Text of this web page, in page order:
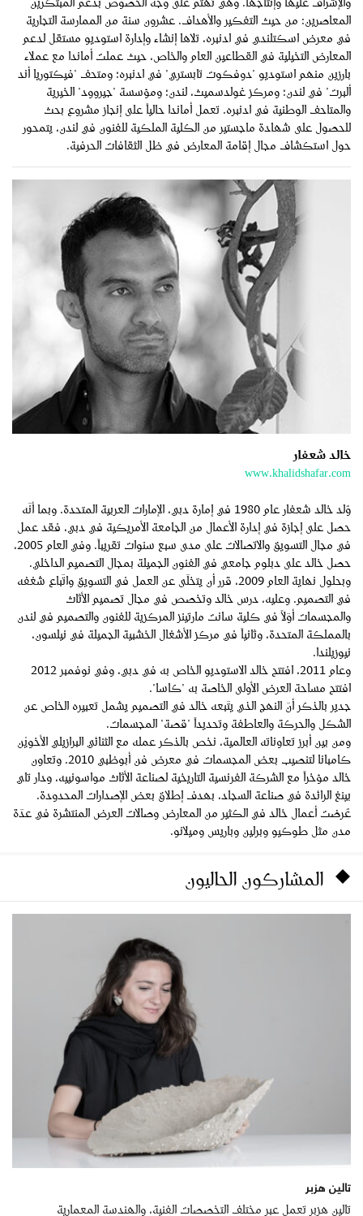
المعاصرين: من حيث التفكير والأهداف. عشرون سنة من الممارسة التجارية
في معرض اسكتلندي في ادنبره، تلاها إنشاء وإدارة استوديو مستقل لدعم
المعارض التخيلية في القطاعين العام والخاص، حيث عملت أماندا مع عملاء
بارزين منهم استوديو "دوفكوت تابستري" في ادنبره؛ ومتحف "فيكتوريا أند
ألبرت" في لندن؛ ومركز غولدسميث، لندن؛ ومؤسسة "جيروود" الخيرية
والمتاحف الوطنية في ادنبره. تعمل أماندا حالياً على إنجاز مشروع بحث
للحصول على شهادة ماجستير من الكلية الملكية للفنون في لندن، يتمحور
حول استكشاف مجال إقامة المعارض في ظل الثقافات الحرفية.
خالد شعفار
www.khalidshafar.com
وُلد خالد شعفار عام 1980 في إمارة دبي، الإمارات العربية المتحدة. وبما أنّه
حصل على إجازة في إدارة الأعمال من الجامعة الأمريكية في دبي، فقد عمل
في مجال التسويق والاتصالات على مدى سبع سنوات تقريباً. وفي العام 2005،
حصل خالد على دبلوم جامعي في الفنون الجميلة بمجال التصميم الداخلي.
وبحلول نهاية العام 2009، قرر أن يتخلّى عن العمل في التسويق واتّباع شغفه
في التصميم. وعليه، درس خالد وتخصص في مجال تصميم الأثاث
والمجسمات أوّلاً في كلية سانت مارتينز المركزية للفنون والتصميم في لندن
بالمملكة المتحدة، وثانياً في مركز الأشغال الخشبية الجميلة في نيلسون،
نيوزيلندا.
وعام 2011، افتتح خالد الاستوديو الخاص به في دبي، وفي نوفمبر 2012
افتتح مساحة العرض الأولى الخاصة به "كاسا".
جدير بالذكر أنّ النهج الذي يتّبعه خالد في التصميم يشمل تعبيره الخاص عن
الشكل والحركة والعاطفة وتحديداً "قصة" المجسمات.
ومن بين أبرز تعاوناته العالمية، نخص بالذكر عمله مع الثنائي البرازيلي الأخويْن
كامبانا لتنصيب بعض المجسمات في معرض فن أبوظبي 2010. وتعاون
خالد مؤخراً مع الشركة الفرنسية التاريخية لصناعة الأثاث مواسونييه، ودار تاي
بينغ الرائدة في صناعة السجاد، بهدف إطلاق بعض الإصدارات المحدودة.
عُرضت أعمال خالد في الكثير من المعارض وصالات العرض المنتشرة في عدّة
مدن مثل طوكيو وبرلين وباريس وميلانو.
المشاركون الحاليون
تالين هزبر
تالين هزبر تعمل عبر مختلف التخصصات الفنية، والهندسة المعمارية